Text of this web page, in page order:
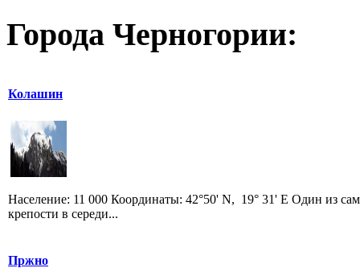
Города Черногории:
Колашин
Население: 11 000 Координаты: 42°50' N, 19° 31' E Один из
крепости в середи...
Пржно